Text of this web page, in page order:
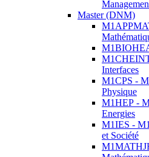
Master (DNM)
Interfaces
M1CPS -
Physique
M1HEP -
Energies
M1IES -
et Société